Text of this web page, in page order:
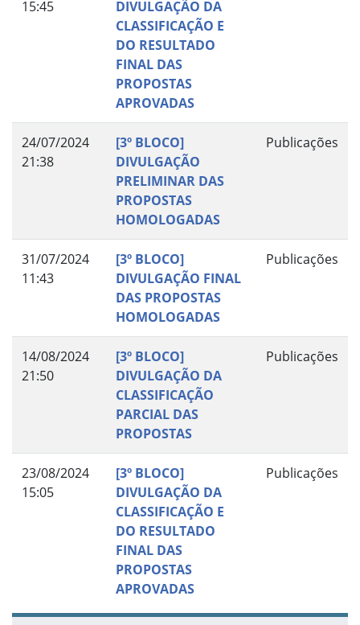
15:45
DIVULGAÇÃO DA
CLASSIFICAÇÃO E
DO RESULTADO
FINAL DAS
PROPOSTAS
APROVADAS
24/07/2024
21:38
[3º BLOCO]
DIVULGAÇÃO
PRELIMINAR DAS
PROPOSTAS
HOMOLOGADAS
Publicações
31/07/2024
11:43
[3º BLOCO]
DIVULGAÇÃO FINAL
DAS PROPOSTAS
HOMOLOGADAS
Publicações
14/08/2024
21:50
[3º BLOCO]
DIVULGAÇÃO DA
CLASSIFICAÇÃO
PARCIAL DAS
PROPOSTAS
Publicações
23/08/2024
15:05
[3º BLOCO]
DIVULGAÇÃO DA
CLASSIFICAÇÃO E
DO RESULTADO
FINAL DAS
PROPOSTAS
APROVADAS
Publicações